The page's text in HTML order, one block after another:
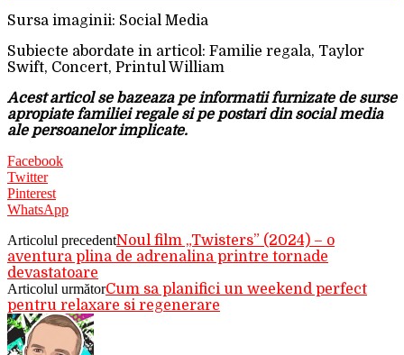
Sursa imaginii: Social Media
Subiecte abordate in articol: Familie regala, Taylor
Swift, Concert, Printul William
Acest articol se bazeaza pe informatii furnizate de surse
apropiate familiei regale si pe postari din social media
ale persoanelor implicate.
Facebook
Twitter
Pinterest
WhatsApp
Articolul precedentNoul film „Twisters” (2024) – o
aventura plina de adrenalina printre tornade
devastatoare
Articolul următorCum sa planifici un weekend perfect
pentru relaxare si regenerare